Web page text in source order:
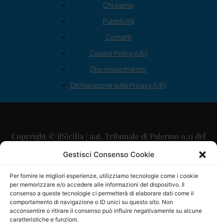
Gestisci Consenso Cookie
Per fornire le migliori esperienze, utilizziamo tecnologie come i cookie
per memorizzare e/o accedere alle informazioni del dispositivo. Il
consenso a queste tecnologie ci permetterà di elaborare dati come il
comportamento di navigazione o ID unici su questo sito. Non
acconsentire o ritirare il consenso può influire negativamente su alcune
caratteristiche e funzioni.
Chi siamo
Pubblicità
Contatti
Cookie Policy (UE)
Disconoscimento
Dichiarazione sulla Privacy (UE)
Copyright © ilSicilia | aut. Tribunale di Palermo n.11 del
29/09/2015
Direttore Editoriale: Maurizio Scaglione
Direttore Responsabile: Maria Calabrese